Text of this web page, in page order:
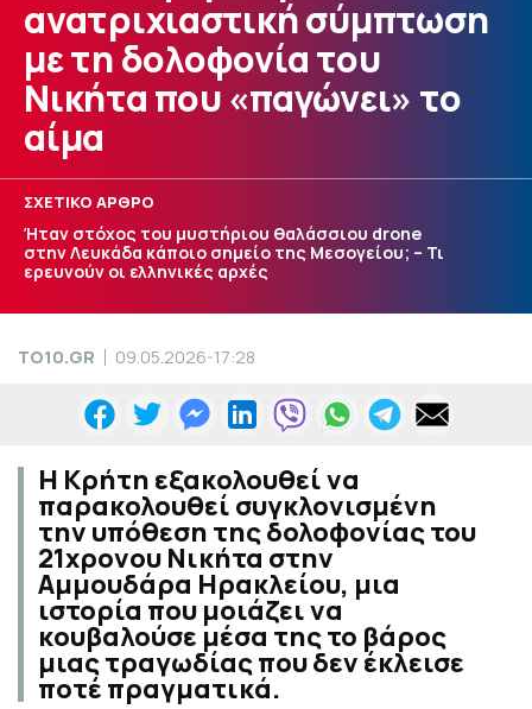
ανατριχιαστική σύμπτωση
με τη δολοφονία του
Νικήτα που «παγώνει» το
αίμα
ΣΧΕΤΙΚΟ ΑΡΘΡΟ
Ήταν στόχος του μυστήριου θαλάσσιου drone
στην Λευκάδα κάποιο σημείο της Μεσογείου; – Τι
ερευνούν οι ελληνικές αρχές
TO10.GR 09.05.2026-17:28
Η Κρήτη εξακολουθεί να
παρακολουθεί συγκλονισμένη
την υπόθεση της δολοφονίας του
21χρονου Νικήτα στην
Αμμουδάρα Ηρακλείου, μια
ιστορία που μοιάζει να
κουβαλούσε μέσα της το βάρος
μιας τραγωδίας που δεν έκλεισε
ποτέ πραγματικά.